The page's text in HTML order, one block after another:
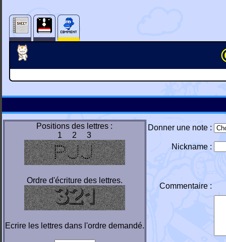
Positions des lettres :
1 2 3
Ordre d'écriture des lettres.
Ecrire les lettres dans l'ordre demandé.
Donner une note :
Nickname :
Commentaire :